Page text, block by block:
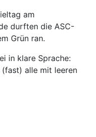
am
durften die ASC-
Grün ran.
in klare Sprache:
(fast) alle mit leeren